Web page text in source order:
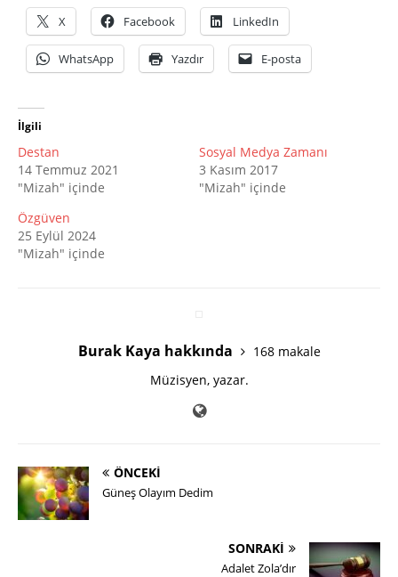
X Facebook LinkedIn
WhatsApp Yazdır E-posta
İlgili
Destan
14 Temmuz 2021
"Mizah" içinde
Sosyal Medya Zamanı
3 Kasım 2017
"Mizah" içinde
Özgüven
25 Eylül 2024
"Mizah" içinde
Burak Kaya hakkında
168 makale
Müzisyen, yazar.
ÖNCEKI
Güneş Olayım Dedim
SONRAKI
Adalet Zola’dır